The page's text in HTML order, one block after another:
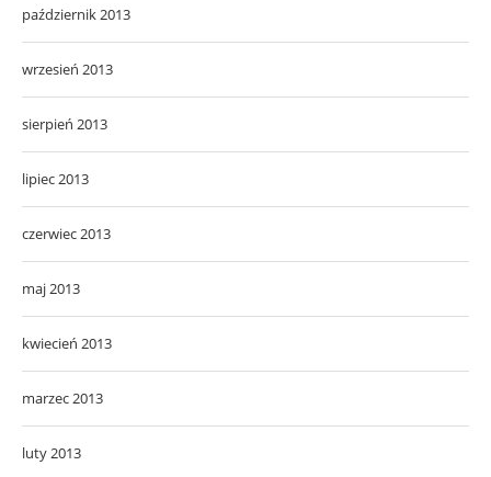
październik 2013
wrzesień 2013
sierpień 2013
lipiec 2013
czerwiec 2013
maj 2013
kwiecień 2013
marzec 2013
luty 2013